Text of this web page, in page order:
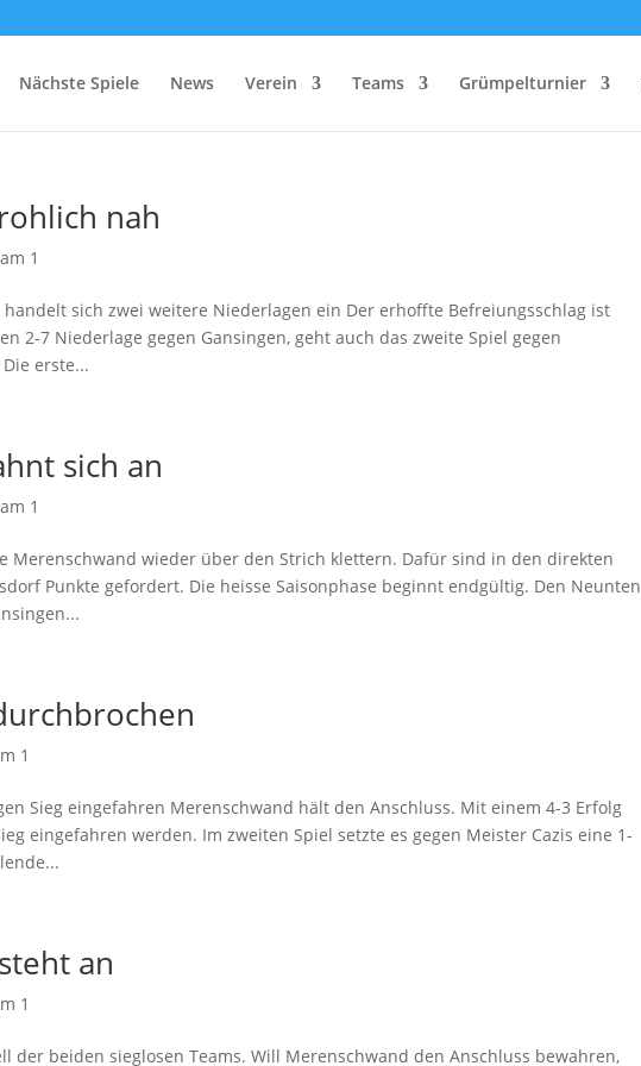
Nächste Spiele News Verein Teams Grümpelturnier
nah
1
handelt sich zwei weitere Niederlagen ein Der erhoffte Befreiungsschlag ist
2-7 Niederlage gegen Gansingen, geht auch das zweite Spiel gegen
erste...
sich an
1
Merenschwand wieder über den Strich klettern. Dafür sind in den direkten
Punkte gefordert. Die heisse Saisonphase beginnt endgültig. Den Neunten
1
Sieg eingefahren Merenschwand hält den Anschluss. Mit einem 4-3 Erfolg
eingefahren werden. Im zweiten Spiel setzte es gegen Meister Cazis eine 1-
an
1
der beiden sieglosen Teams. Will Merenschwand den Anschluss bewahren,